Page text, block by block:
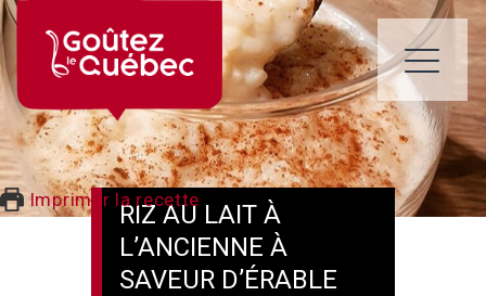
Skip
to
content
RIZ AU LAIT À
L’ANCIENNE À
SAVEUR D’ÉRABLE
Imprimer la recette